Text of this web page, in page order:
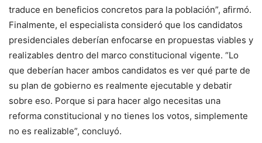
traduce en beneficios concretos para la población”, afirmó.
Finalmente, el especialista consideró que los candidatos
presidenciales deberían enfocarse en propuestas viables y
realizables dentro del marco constitucional vigente. “Lo
que deberían hacer ambos candidatos es ver qué parte de
su plan de gobierno es realmente ejecutable y debatir
sobre eso. Porque si para hacer algo necesitas una
reforma constitucional y no tienes los votos, simplemente
no es realizable”, concluyó.